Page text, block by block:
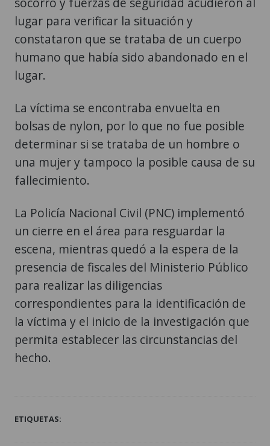
lugar para verificar la situación y
constataron que se trataba de un cuerpo
humano que había sido abandonado en el
lugar.
La víctima se encontraba envuelta en
bolsas de nylon, por lo que no fue posible
determinar si se trataba de un hombre o
una mujer y tampoco la posible causa de su
fallecimiento.
La Policía Nacional Civil (PNC) implementó
un cierre en el área para resguardar la
escena, mientras quedó a la espera de la
presencia de fiscales del Ministerio Público
para realizar las diligencias
correspondientes para la identificación de
la víctima y el inicio de la investigación que
permita establecer las circunstancias del
hecho.
ETIQUETAS: